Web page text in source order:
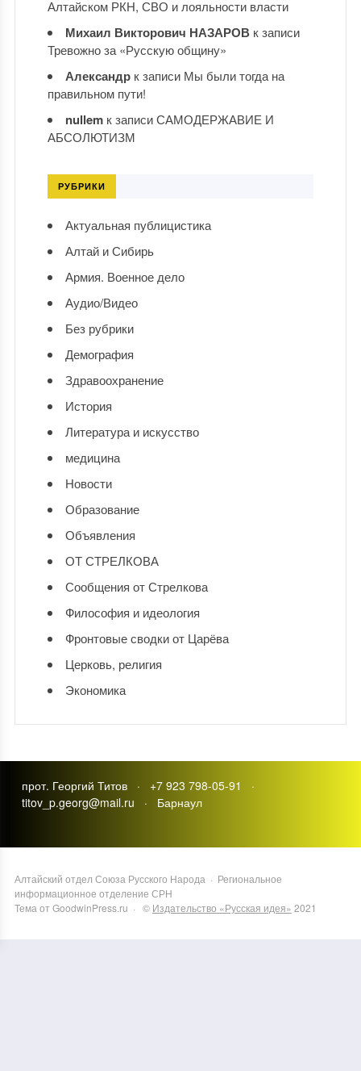
Алтайском РКН, СВО и лояльности власти
Михаил Викторович НАЗАРОВ к записи
Тревожно за «Русскую общину»
Александрк записи Мы были тогда на
правильном пути!
nullemк записиСАМОДЕРЖАВИЕ И
АБСОЛЮТИЗМ
РУБРИКИ
Актуальная публицистика
Алтай и Сибирь
Армия. Военное дело
Аудио/Видео
Без рубрики
Демография
Здравоохранение
История
Литература и искусство
медицина
Новости
Образование
Объявления
ОТ СТРЕЛКОВА
Сообщения от Стрелкова
Философия и идеология
Фронтовые сводки от Царёва
Церковь, религия
Экономика
прот. Георгий Титов · +7 923 798-05-91 ·
titov_p.georg@mail.ru · Барнаул
Алтайский отдел Союза Русского Народа · Региональное
информационное отделение СРН
Тема от GoodwinPress.ru · © Издательство «Русская идея» 2021